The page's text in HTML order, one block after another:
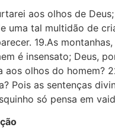
aos olhos de
uma tal multidão de
19.As
é insensato; Deus,
aos olhos do homem?
Pois as sentenças
só pensa em